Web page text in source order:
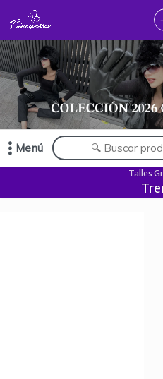
Comprá online productos de en
CÓMO COMPRAR
TABLA DE TALLES
CONTACTO
Menú
Comprá online productos de enTalles